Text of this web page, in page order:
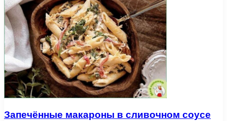
Запечённые макароны в сливочном соусе